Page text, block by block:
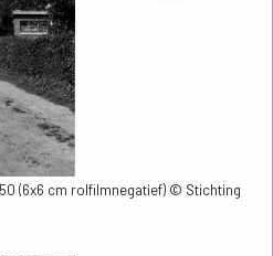
(6x6 cm rolfilmnegatief) © Stichting